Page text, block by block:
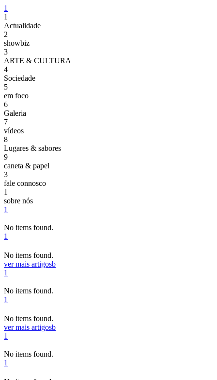
1
1
Actualidade
2
showbiz
3
ARTE & CULTURA
4
Sociedade
5
em foco
6
Galeria
7
vídeos
8
Lugares & sabores
9
caneta & papel
3
fale connosco
1
sobre nós
1
No items found.
1
No items found.
ver mais artigosb
1
No items found.
1
No items found.
ver mais artigosb
1
No items found.
1